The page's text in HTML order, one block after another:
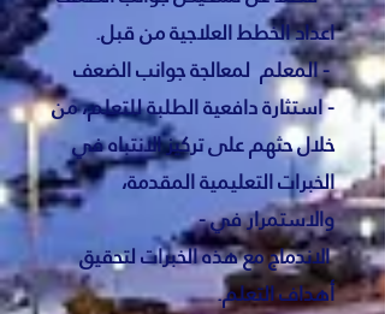
.اعداد الخطط العلاجية من قبل
المعلم لمعالجة جوانب الضعف -
- استثارة دافعية الطلبة للتعلم، من
خلال حثهم على تركيز الانتباه في
الخبرات التعليمية المقدمة،
والاستمرار في -
الاندماج مع هذه الخبرات لتحقيق
أهداف التعلم.